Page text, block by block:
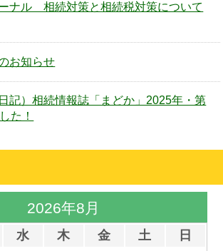
ナル 相続対策と相続税対策について
お知らせ
記）相続情報誌「まどか」2025年・第
た！
2026年8月
水 木 金 土 日